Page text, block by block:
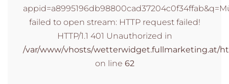
failed to open stream: HTTP request failed!
HTTP/1.1 401 Unauthorized in
/var/www/vhosts/wetterwidget.fullmarketing.at/
on line 62